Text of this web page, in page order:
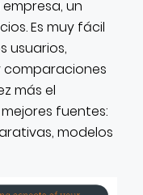
un
Es muy fácil
usuarios,
comparaciones
más el
fuentes:
modelos